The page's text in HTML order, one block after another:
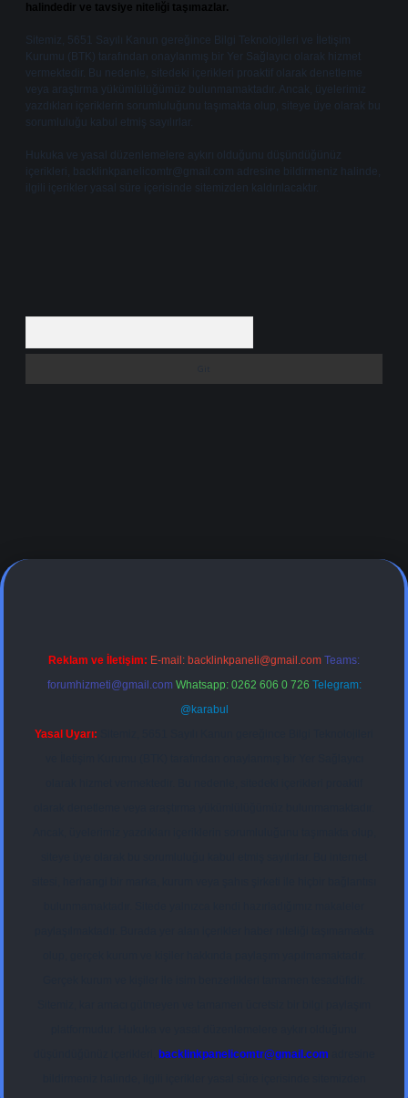
halindedir ve tavsiye niteliği taşımazlar.
Sitemiz, 5651 Sayılı Kanun gereğince Bilgi Teknolojileri ve İletişim
Kurumu (BTK) tarafından onaylanmış bir Yer Sağlayıcı olarak hizmet
vermektedir. Bu nedenle, sitedeki içerikleri proaktif olarak denetleme
veya araştırma yükümlülüğümüz bulunmamaktadır. Ancak, üyelerimiz
yazdıkları içeriklerin sorumluluğunu taşımakta olup, siteye üye olarak bu
sorumluluğu kabul etmiş sayılırlar.
Hukuka ve yasal düzenlemelere aykırı olduğunu düşündüğünüz
içerikleri,
backlinkpanelicomtr@gmail.com adresine bildirmeniz halinde,
ilgili içerikler yasal süre içerisinde sitemizden kaldırılacaktır.
adresi
Reklam ve İletişim: E-mail: backlinkpaneli@gmail.com Teams:
forumhizmeti@gmail.com Whatsapp: 0262 606 0 726 Telegram:
@karabul
Yasal Uyarı:
backlinkpanelicomtr@gmail.com